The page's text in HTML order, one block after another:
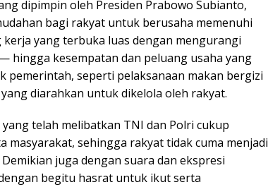
dipimpin oleh Presiden Prabowo Subianto,
bagi rakyat untuk berusaha memenuhi
yang terbuka luas dengan mengurangi
hingga kesempatan dan peluang usaha yang
pemerintah, seperti pelaksanaan makan bergizi
diarahkan untuk dikelola oleh rakyat.
telah melibatkan TNI dan Polri cukup
masyarakat, sehingga rakyat tidak cuma menjadi
juga dengan suara dan ekspresi
begitu hasrat untuk ikut serta